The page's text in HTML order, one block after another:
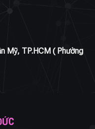
Mỹ, TP.HCM ( Phường